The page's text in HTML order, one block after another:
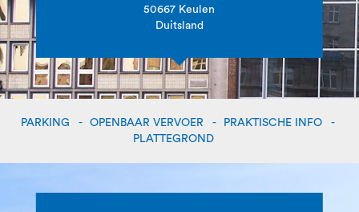
50667 Keulen
Duitsland
PARKING OPENBAAR VERVOER
PRAKTISCHE INFO
PLATTEGROND